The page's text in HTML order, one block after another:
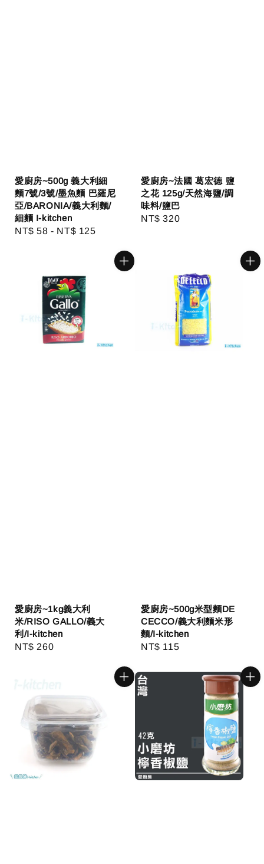
愛廚房~500g 義大利細
麵7號/3號/墨魚麵 巴羅尼
亞/BARONIA/義大利麵/
細麵 I-kitchen
Regular
NT$ 58 - NT$ 125
愛廚房~法國 葛宏德 鹽
之花 125g/天然海鹽/調
味料/鹽巴
Regular
NT$ 320
愛廚房~1kg義大利
米/RISO GALLO/義大
利/I-kitchen
Regular
NT$ 260
愛廚房~500g米型麵DE
CECCO/義大利麵米形
麵/I-kitchen
Regular
NT$ 115